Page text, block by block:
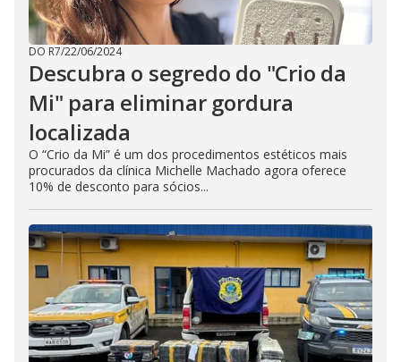
DO R7/22/06/2024
Descubra o segredo do "Crio da
Mi" para eliminar gordura
localizada
O “Crio da Mi” é um dos procedimentos estéticos mais
procurados da clínica Michelle Machado agora oferece
10% de desconto para sócios...